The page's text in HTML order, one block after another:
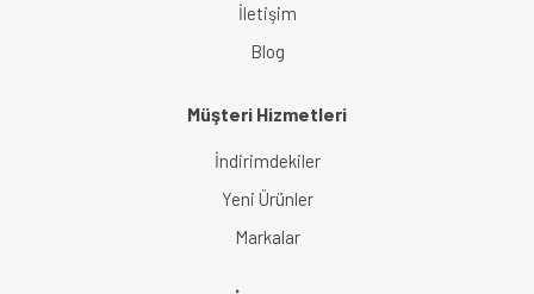
İletişim
Blog
Müşteri Hizmetleri
İndirimdekiler
Yeni Ürünler
Markalar